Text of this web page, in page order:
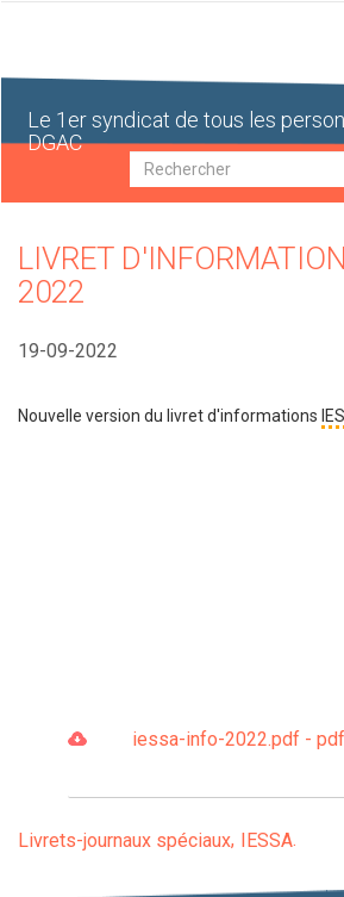
Le 1er syndicat de tous les
DGAC
Recherche
LIVRET
2022
19-09-2022
Nouvelle version du livret d'informations
iessa-info-2022.pdf -
Livrets-journaux spéciaux IESSA